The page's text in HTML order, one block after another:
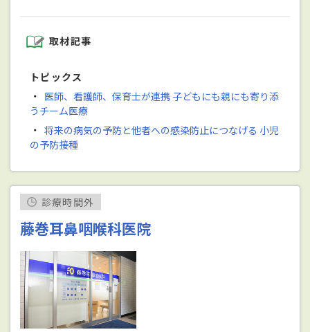
取材記事
トピックス
・ 医師、看護師、保育士が連携 子どもにも親にも寄り添
うチーム医療
・ 将来の病気の予防と他者への感染防止につなげる 小児
の予防接種
診療時間外
藤巻耳鼻咽喉科医院